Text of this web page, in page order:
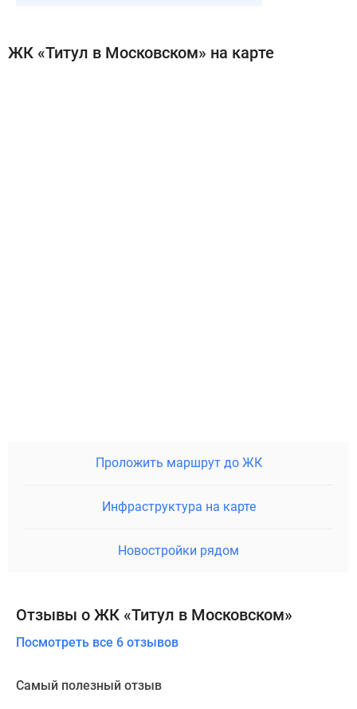
ЖК «Титул в Московском» на карте
Проложить маршрут до ЖК
Инфраструктура на карте
Новостройки рядом
Отзывы о ЖК «Титул в Московском»
Посмотреть все 6 отзывов
Самый полезный отзыв